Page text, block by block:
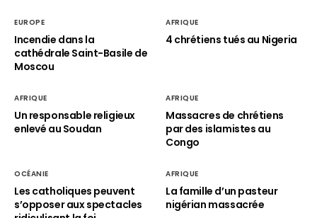
EUROPE
Incendie dans la
cathédrale Saint-Basile de
Moscou
AFRIQUE
4 chrétiens tués au Nigeria
AFRIQUE
Un responsable religieux
enlevé au Soudan
AFRIQUE
Massacres de chrétiens
par des islamistes au
Congo
OCÉANIE
Les catholiques peuvent
s’opposer aux spectacles
AFRIQUE
La famille d’un pasteur
nigérian massacrée